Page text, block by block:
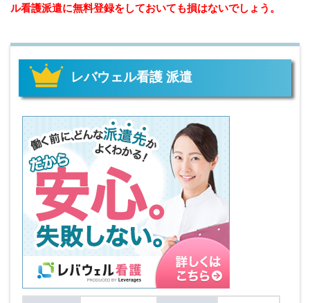
ル看護派遣に無料登録をしておいても損はないでしょう。
レバウェル看護 派遣